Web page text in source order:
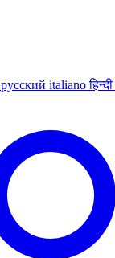
русский italianoहिन्दी